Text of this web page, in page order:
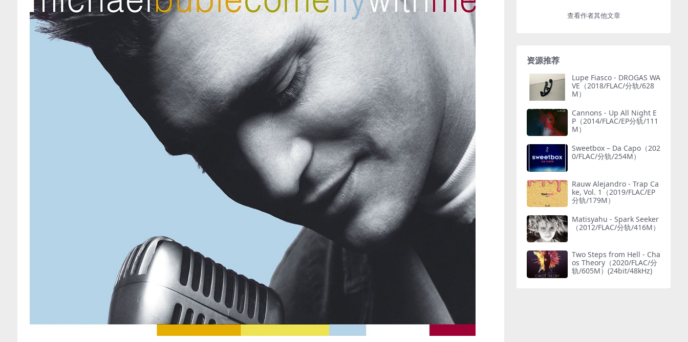
查看作者其他文章
资源推荐
Lupe Fiasco - DROGAS WA
VE（2018/FLAC/分轨/628
M）
Cannons - Up All Night E
P（2014/FLAC/EP分轨/111
M）
Sweetbox – Da Capo（202
0/FLAC/分轨/254M）
Rauw Alejandro - Trap Ca
ke, Vol. 1（2019/FLAC/EP
分轨/179M）
Matisyahu - Spark Seeker
（2012/FLAC/分轨/416M）
Two Steps from Hell - Cha
os Theory（2020/FLAC/分
轨/605M）(24bit/48kHz)